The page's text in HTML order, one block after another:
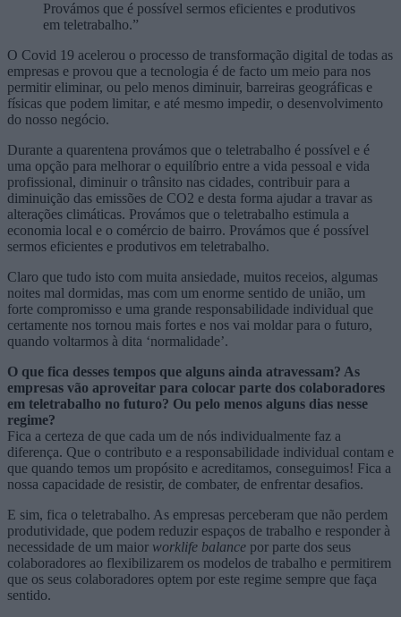
Provámos que é possível sermos eficientes e produtivos
em teletrabalho.”
O Covid 19 acelerou o processo de transformação digital de todas as
empresas e provou que a tecnologia é de facto um meio para nos
permitir eliminar, ou pelo menos diminuir, barreiras geográficas e
físicas que podem limitar, e até mesmo impedir, o desenvolvimento
do nosso negócio.
Durante a quarentena provámos que o teletrabalho é possível e é
uma opção para melhorar o equilíbrio entre a vida pessoal e vida
profissional, diminuir o trânsito nas cidades, contribuir para a
diminuição das emissões de CO2 e desta forma ajudar a travar as
alterações climáticas. Provámos que o teletrabalho estimula a
economia local e o comércio de bairro. Provámos que é possível
sermos eficientes e produtivos em teletrabalho.
Claro que tudo isto com muita ansiedade, muitos receios, algumas
noites mal dormidas, mas com um enorme sentido de união, um
forte compromisso e uma grande responsabilidade individual que
certamente nos tornou mais fortes e nos vai moldar para o futuro,
quando voltarmos à dita ‘normalidade’.
O que fica desses tempos que alguns ainda atravessam? As
empresas vão aproveitar para colocar parte dos colaboradores
em teletrabalho no futuro? Ou pelo menos alguns dias nesse
regime?
Fica a certeza de que cada um de nós individualmente faz a
diferença. Que o contributo e a responsabilidade individual contam e
que quando temos um propósito e acreditamos, conseguimos! Fica a
nossa capacidade de resistir, de combater, de enfrentar desafios.
E sim, fica o teletrabalho. As empresas perceberam que não perdem
produtividade, que podem reduzir espaços de trabalho e responder à
necessidade de um maior worklife balance por parte dos seus
colaboradores ao flexibilizarem os modelos de trabalho e permitirem
que os seus colaboradores optem por este regime sempre que faça
sentido.